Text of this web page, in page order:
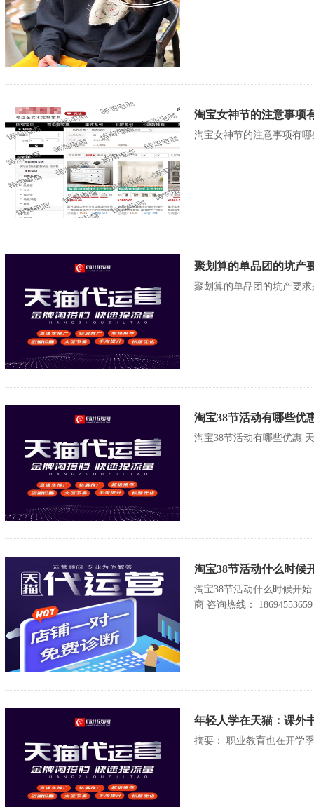
淘宝女神节的注意事项
淘宝女神节的注意事项有
聚划算的单品团的坑产
聚划算的单品团的坑产要
淘宝38节活动有哪些优
淘宝38节活动有哪些优惠
淘宝38节活动什么时候
淘宝38节活动什么时候开
商 咨询热线： 18694553659
年轻人学在天猫：课外
摘要： 职业教育也在开学